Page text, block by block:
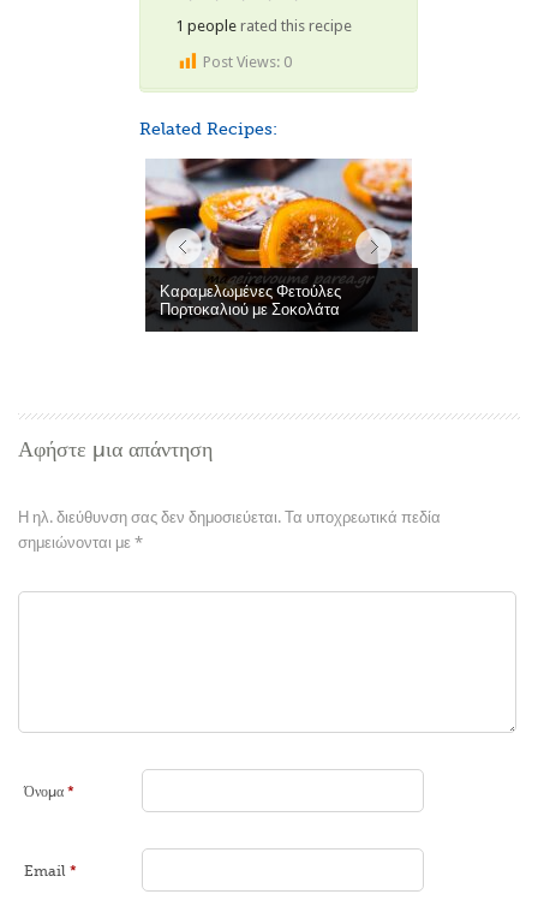
1 people rated this recipe
Post Views: 0
Related Recipes:
Καραμελωμένες Φετούλες
Πορτοκαλιού με Σοκολάτα
Αφήστε μια απάντηση
Η ηλ. διεύθυνση σας δεν δημοσιεύεται. Τα υποχρεωτικά πεδία
σημειώνονται με*
Όνομα*
Email*